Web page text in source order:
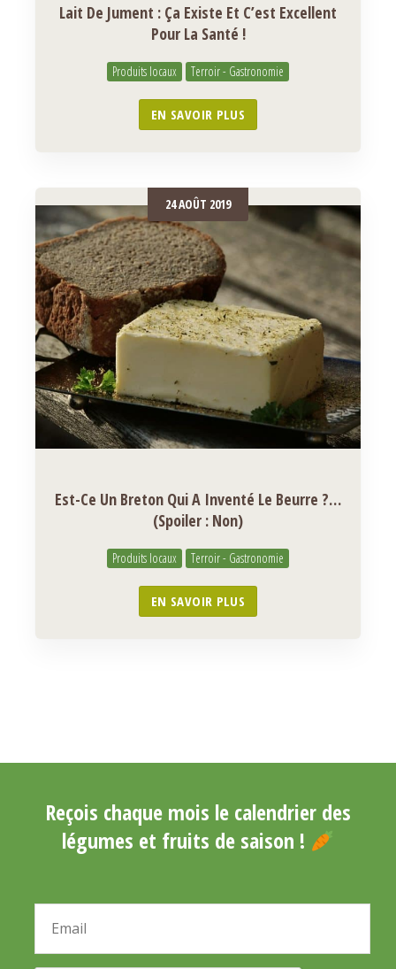
Lait De Jument : Ça Existe Et C’est Excellent
Pour La Santé !
Produits locaux Terroir - Gastronomie
EN SAVOIR PLUS
24 AOÛT 2019
Est-Ce Un Breton Qui A Inventé Le Beurre ?…
(spoiler : Non)
Produits locaux Terroir - Gastronomie
EN SAVOIR PLUS
Reçois chaque mois le calendrier des
légumes et fruits de saison !